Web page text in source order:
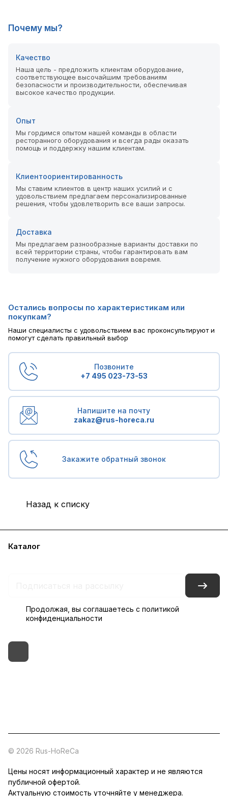
Почему мы?
Качество
Наша цель - предложить клиентам оборудование,
соответствующее высочайшим требованиям
безопасности и производительности, обеспечивая
высокое качество продукции.
Опыт
Мы гордимся опытом нашей команды в области
ресторанного оборудования и всегда рады оказать
помощь и поддержку нашим клиентам.
Клиентоориентированность
Мы ставим клиентов в центр наших усилий и с
удовольствием предлагаем персонализированные
решения, чтобы удовлетворить все ваши запросы.
Доставка
Мы предлагаем разнообразные варианты доставки по
всей территории страны, чтобы гарантировать вам
получение нужного оборудования вовремя.
Остались вопросы по характеристикам или
покупкам?
Наши специалисты с удовольствием вас проконсультируют и
помогут сделать правильный выбор
Позвоните
+7 495 023-73-53
Напишите на почту
zakaz@rus-horeca.ru
Закажите обратный звонок
Назад к списку
Каталог
Продолжая, вы соглашаетесь с политикой
конфиденциальности
© 2026 Rus-HoReCa
Цены носят информационный характер и не являются
публичной офертой.
Актуальную стоимость уточняйте у менеджера.